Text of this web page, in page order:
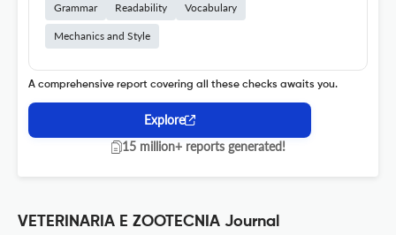
Grammar Readability Vocabulary
Mechanics and Style
A comprehensive report covering all these checks awaits you.
Explore
15 million+ reports generated!
VETERINARIA E ZOOTECNIA Journal